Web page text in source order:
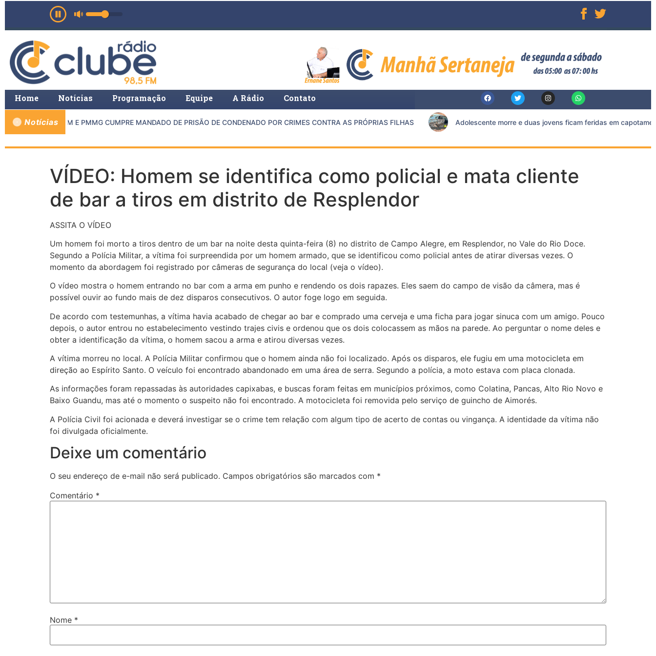
Home Notícias Programação Equipe A Rádio Contato
Notícias
MP DE INHAPIM E PMMG CUMPRE MANDADO DE PRISÃO DE CONDENADO POR CRIMES CONTRA AS PRÓPRIAS FILHAS Adolescente morre e duas jovens ficam feridas em capotamento
VÍDEO: Homem se identifica como policial e mata cliente
de bar a tiros em distrito de Resplendor
ASSITA O VÍDEO
Um homem foi morto a tiros dentro de um bar na noite desta quinta-feira (8) no distrito de Campo Alegre, em Resplendor, no Vale do Rio Doce.
Segundo a Polícia Militar, a vítima foi surpreendida por um homem armado, que se identificou como policial antes de atirar diversas vezes. O
momento da abordagem foi registrado por câmeras de segurança do local (veja o vídeo).
O vídeo mostra o homem entrando no bar com a arma em punho e rendendo os dois rapazes. Eles saem do campo de visão da câmera, mas é
possível ouvir ao fundo mais de dez disparos consecutivos. O autor foge logo em seguida.
De acordo com testemunhas, a vítima havia acabado de chegar ao bar e comprado uma cerveja e uma ficha para jogar sinuca com um amigo. Pouco
depois, o autor entrou no estabelecimento vestindo trajes civis e ordenou que os dois colocassem as mãos na parede. Ao perguntar o nome deles e
obter a identificação da vítima, o homem sacou a arma e atirou diversas vezes.
A vítima morreu no local. A Polícia Militar confirmou que o homem ainda não foi localizado. Após os disparos, ele fugiu em uma motocicleta em
direção ao Espírito Santo. O veículo foi encontrado abandonado em uma área de serra. Segundo a polícia, a moto estava com placa clonada.
As informações foram repassadas às autoridades capixabas, e buscas foram feitas em municípios próximos, como Colatina, Pancas, Alto Rio Novo e
Baixo Guandu, mas até o momento o suspeito não foi encontrado. A motocicleta foi removida pelo serviço de guincho de Aimorés.
A Polícia Civil foi acionada e deverá investigar se o crime tem relação com algum tipo de acerto de contas ou vingança. A identidade da vítima não
foi divulgada oficialmente.
Deixe um comentário
O seu endereço de e-mail não será publicado. Campos obrigatórios são marcados com *
Comentário *
Nome *